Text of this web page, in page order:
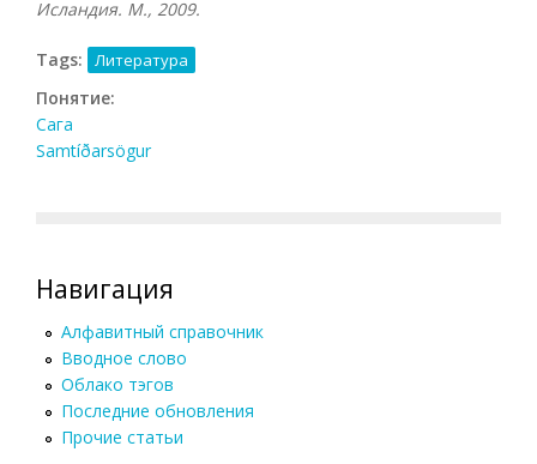
Исландия. М., 2009.
Tags: Литература
Понятие:
Сага
Samtíðarsögur
Навигация
Алфавитный справочник
Вводное слово
Облако тэгов
Последние обновления
Прочие статьи